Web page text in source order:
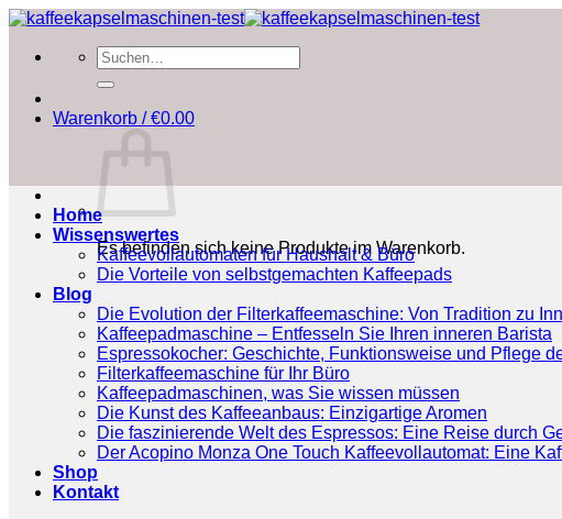
Zum
springen
Suchen
nach:
Warenkorb /€0.00
Es befinden sich keine Produkte im Warenkorb.
Home
Wissenswertes
Kaffeevollautomaten für Haushalt & Büro
Die Vorteile von selbstgemachten Kaffeepads
Blog
Die Evolution der Filterkaffeemaschine: Von Tradition zu
Kaffeepadmaschine – Entfesseln Sie Ihren inneren Barista
Espressokocher: Geschichte, Funktionsweise und Pflege
Filterkaffeemaschine für Ihr Büro
Kaffeepadmaschinen, was Sie wissen müssen
Die Kunst des Kaffeeanbaus: Einzigartige Aromen
Die faszinierende Welt des Espressos: Eine Reise durch
Der Acopino Monza One Touch Kaffeevollautomat: Eine
Shop
Kontakt